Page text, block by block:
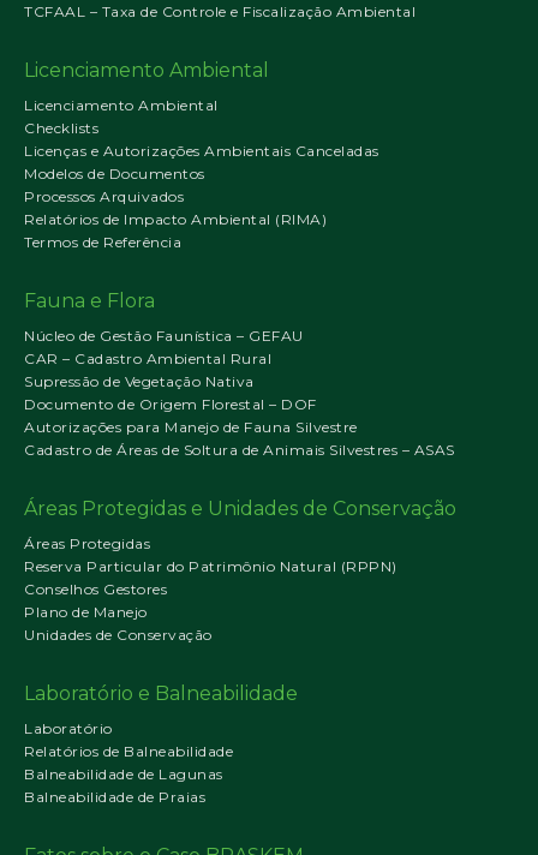
TCFAAL – Taxa de Controle e Fiscalização Ambiental
Licenciamento Ambiental
Licenciamento Ambiental
Checklists
Licenças e Autorizações Ambientais Canceladas
Modelos de Documentos
Processos Arquivados
Relatórios de Impacto Ambiental (RIMA)
Termos de Referência
Fauna e Flora
Núcleo de Gestão Faunística – GEFAU
CAR – Cadastro Ambiental Rural
Supressão de Vegetação Nativa
Documento de Origem Florestal – DOF
Autorizações para Manejo de Fauna Silvestre
Cadastro de Áreas de Soltura de Animais Silvestres – ASAS
Áreas Protegidas e Unidades de Conservação
Áreas Protegidas
Reserva Particular do Patrimônio Natural (RPPN)
Conselhos Gestores
Plano de Manejo
Unidades de Conservação
Laboratório e Balneabilidade
Laboratório
Relatórios de Balneabilidade
Balneabilidade de Lagunas
Balneabilidade de Praias